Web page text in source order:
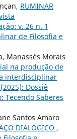
RUMINAR
v. 26 n. 1
de Filosofia e
Manassés Morais
na produção de
interdisciplinar
Dossiê
Tecendo Saberes
Santos Amaro
DIALÓGICO ,